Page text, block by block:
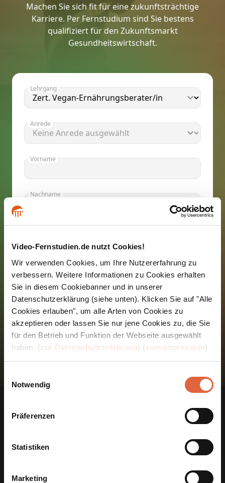
Video-Fernstudien.de nutzt Cookies!
Wir verwenden Cookies, um Ihre Nutzererfahrung zu
verbessern. Weitere Informationen zu Cookies erhalten
Sie in diesem Cookiebanner und in unserer
Datenschutzerklärung (siehe unten). Klicken Sie auf "Alle
Cookies erlauben", um alle Arten von Cookies zu
akzeptieren oder lassen Sie nur jene Cookies zu, die Sie
für den Betrieb und Funktion der Webseite ausgewählt
haben. (zur Datenschutzerklärung) (zum Impressum)
Notwendig
Präferenzen
Statistiken
Marketing
Machen Sie sich fit für eine zukunftsträchtige
Karriere. Per Fernstudium sind Sie bestens
qualifiziert für den Zukunftsmarkt
Gesundheitswirtschaft.
Lehrgang
Anrede
Vorname
Nachname
Telefon
Ich bestätige dieDatenschutzerklärunggelesen
und verstanden zu haben.
JETZT KOSTENLOS ANFORDERN
Unsere Fernstudien sind
auf dem Smartphone und
im Browser verfügbar